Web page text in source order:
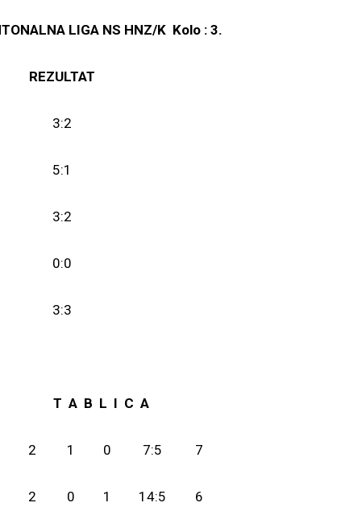
LIGA NS HNZ/K Kolo : 3.
REZULTAT
3:2
5:1
3:2
0:0
3:3
T A B L I C A
2 1 0 7:5 7
2 0 1 14:5 6